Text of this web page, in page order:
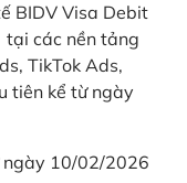
BIDV Visa Debit
các nền tảng
TikTok Ads,
tiên kể từ ngày
ngày 10/02/2026